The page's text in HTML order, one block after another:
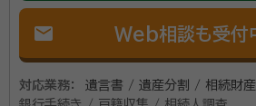
mail Web相談も受付
対応業務：
遺言書 / 遺産分割 / 相続財